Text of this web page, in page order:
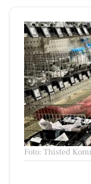
Foto: Thisted